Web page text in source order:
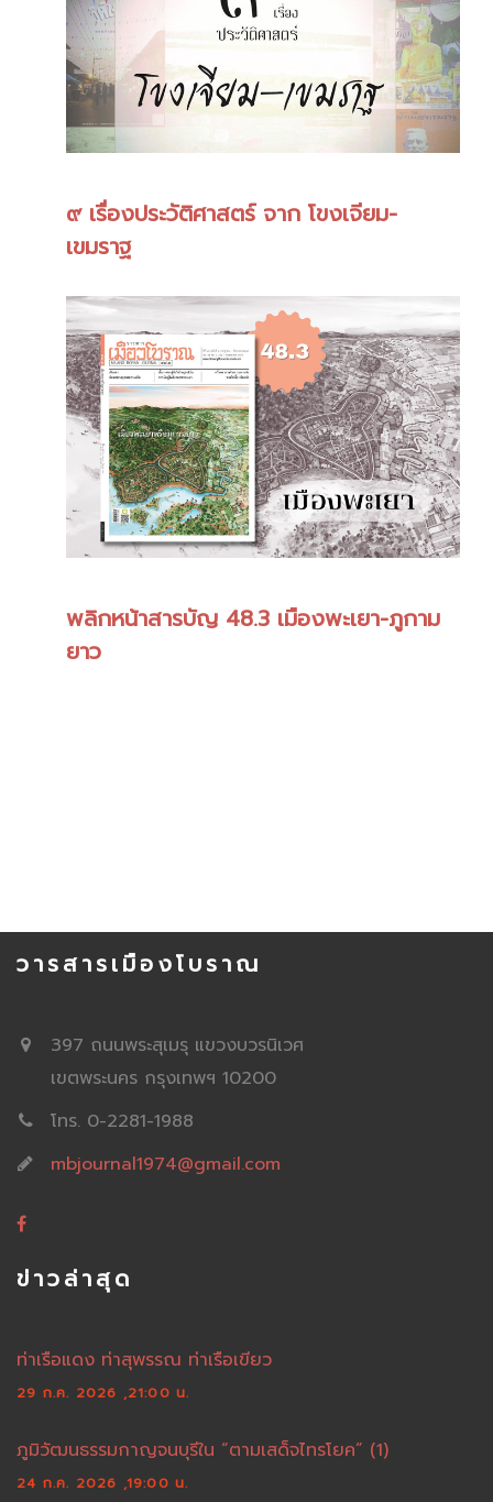
๙ เรื่องประวัติศาสตร์ จาก โขงเจียม-
เขมราฐ
พลิกหน้าสารบัญ 48.3 เมืองพะเยา-ภูกาม
ยาว
วารสารเมืองโบราณ
397 ถนนพระสุเมรุ แขวงบวรนิเวศ
เขตพระนคร กรุงเทพฯ 10200
โทร. 0-2281-1988
mbjournal1974@gmail.com
ข่าวล่าสุด
ท่าเรือแดง ท่าสุพรรณ ท่าเรือเขียว
29 ก.ค. 2026 ,21:00 น.
ภูมิวัฒนธรรมกาญจนบุรีใน “ตามเสด็จไทรโยค” (1)
24 ก.ค. 2026 ,19:00 น.